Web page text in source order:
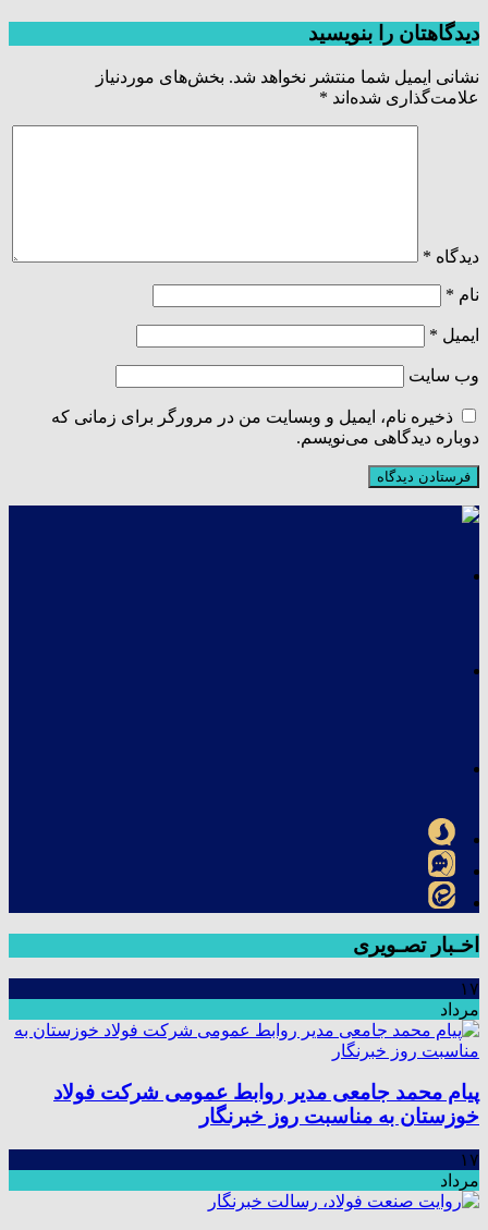
دیدگاهتان را بنویسید
نشانی ایمیل شما منتشر نخواهد شد. بخش‌های موردنیاز
علامت‌گذاری شده‌اند *
دیدگاه *
نام *
ایمیل *
وب‌ سایت
ذخیره نام، ایمیل و وبسایت من در مرورگر برای زمانی که
دوباره دیدگاهی می‌نویسم.
اخـبار تصـویری
۱۷
مرداد
پیام محمد جامعی مدیر روابط عمومی شرکت فولاد
خوزستان به مناسبت روز خبرنگار
۱۷
مرداد